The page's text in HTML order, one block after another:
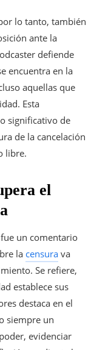
lo tanto, también
ante la
defiende
encuentra en la
aquellas que
Esta
significativo de
de la cancelación
libre.
el
un comentario
la censura va
Se refiere,
establece sus
destaca en el
siempre un
evidenciar